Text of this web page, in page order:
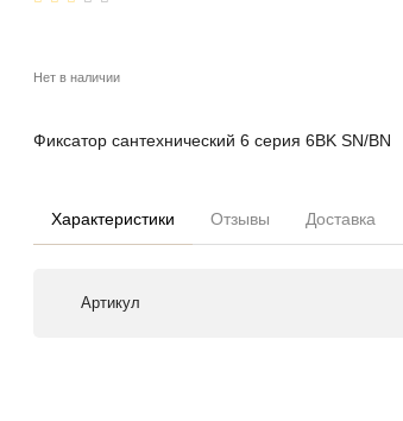
Нет в наличии
Фиксатор сантехнический 6 серия 6BK SN/BN
Характеристики Отзывы Доставка
Артикул